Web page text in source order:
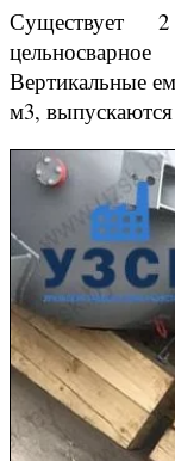
Существует 2
Вертикальные
м3,